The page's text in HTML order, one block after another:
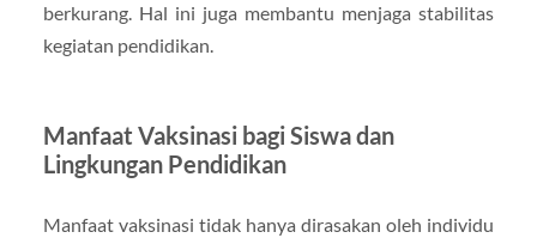
berkurang. Hal ini juga membantu menjaga stabilitas
kegiatan pendidikan.
Manfaat Vaksinasi bagi Siswa dan
Lingkungan Pendidikan
Manfaat vaksinasi tidak hanya dirasakan oleh individu